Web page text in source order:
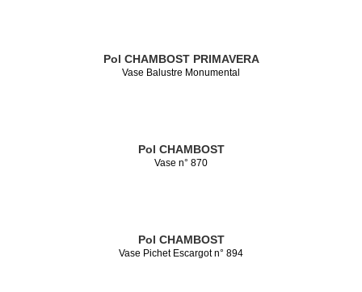
Pol CHAMBOST PRIMAVERA
Vase Balustre Monumental
Pol CHAMBOST
Vase n° 870
Pol CHAMBOST
Vase Pichet Escargot n° 894